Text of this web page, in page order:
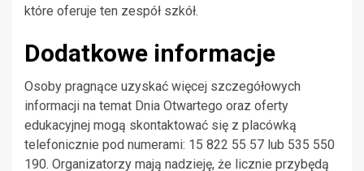
które oferuje ten zespół szkół.
Dodatkowe informacje
Osoby pragnące uzyskać więcej szczegółowych
informacji na temat Dnia Otwartego oraz oferty
edukacyjnej mogą skontaktować się z placówką
telefonicznie pod numerami: 15 822 55 57 lub 535 550
190. Organizatorzy mają nadzieję, że licznie przybędą